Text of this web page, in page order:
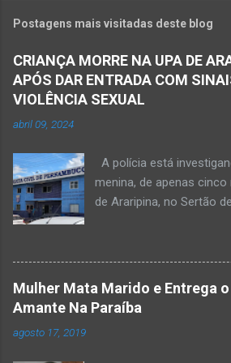
Postagens mais visitadas deste blog
CRIANÇA MORRE NA UPA DE
APÓS DAR ENTRADA COM
VIOLÊNCIA SEXUAL
abril 09, 2024
A polícia está
menina, de apenas
de Araripina, no Sertão
morte a esclarecer”. A
feira (8), foi acionada
possível ocorrência de
na UPA da cidade, mas
Mulher Mata Marido e Entrega o
Amante Na Paraíba
agosto 17, 2019